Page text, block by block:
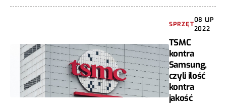
SPRZĘT
08 LIP
2022
TSMC
kontra
Samsung,
czyli ilość
kontra
jakość